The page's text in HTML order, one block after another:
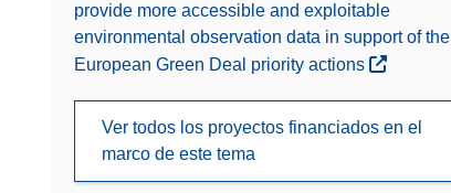
provide more accessible and exploitable
environmental observation data in support of the
European Green Deal priority actions
Ver todos los proyectos financiados en el
marco de este tema